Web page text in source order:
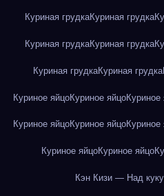
Куриная грудкаКуриная грудка
Куриная грудкаКуриная грудка
Куриная грудкаКуриная грудка
Куриное яйцоКуриное яйцоКуриное
Куриное яйцоКуриное яйцоКуриное
Куриное яйцоКуриное яйцо
Кэн Кизи — Над